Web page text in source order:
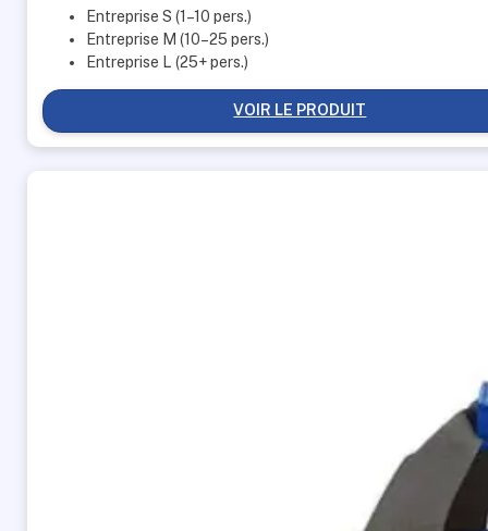
Entreprise S (1–10 pers.)
Entreprise M (10–25 pers.)
Entreprise L (25+ pers.)
VOIR LE PRODUIT